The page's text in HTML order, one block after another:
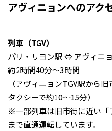
アヴィニョンへのアク
列車（TGV）
パリ・リヨン駅 ⇔ アヴィニ
約2時間40分〜3時間
（アヴィニョンTGV駅から
タクシーで約10〜15分）
※一部列車は旧市街に近い「
まで直通運転しています。